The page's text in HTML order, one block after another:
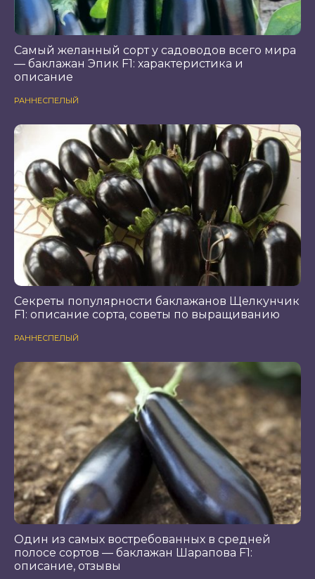
Самый желанный сорт у садоводов всего мира
— баклажан Эпик F1: характеристика и
описание
РАННЕСПЕЛЫЙ
Секреты популярности баклажанов Щелкунчик
F1: описание сорта, советы по выращиванию
РАННЕСПЕЛЫЙ
Один из самых востребованных в средней
полосе сортов — баклажан Шарапова F1:
описание, отзывы